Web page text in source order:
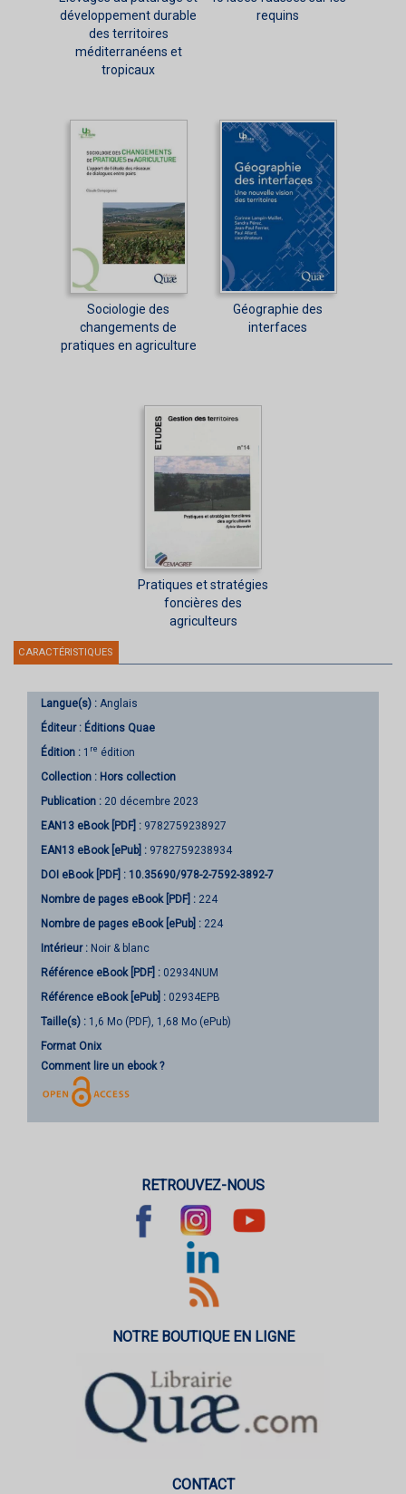
développement durable
des territoires
méditerranéens et
tropicaux
requins
Sociologie des
changements de
pratiques en agriculture
Géographie des
interfaces
Pratiques et stratégies
foncières des
agriculteurs
CARACTÉRISTIQUES
Langue(s) : Anglais
Éditeur : Éditions Quae
Édition : 1 re édition
Collection : Hors collection
Publication : 20 décembre 2023
EAN13 eBook [PDF] : 9782759238927
EAN13 eBook [ePub] : 9782759238934
DOI eBook [PDF] : 10.35690/978-2-7592-3892-7
Nombre de pages eBook [PDF] : 224
Nombre de pages eBook [ePub] : 224
Intérieur : Noir & blanc
Référence eBook [PDF] : 02934NUM
Référence eBook [ePub] : 02934EPB
Taille(s) : 1,6 Mo (PDF), 1,68 Mo (ePub)
Format Onix
Comment lire un ebook ?
RETROUVEZ-NOUS
NOTRE BOUTIQUE EN LIGNE
CONTACT